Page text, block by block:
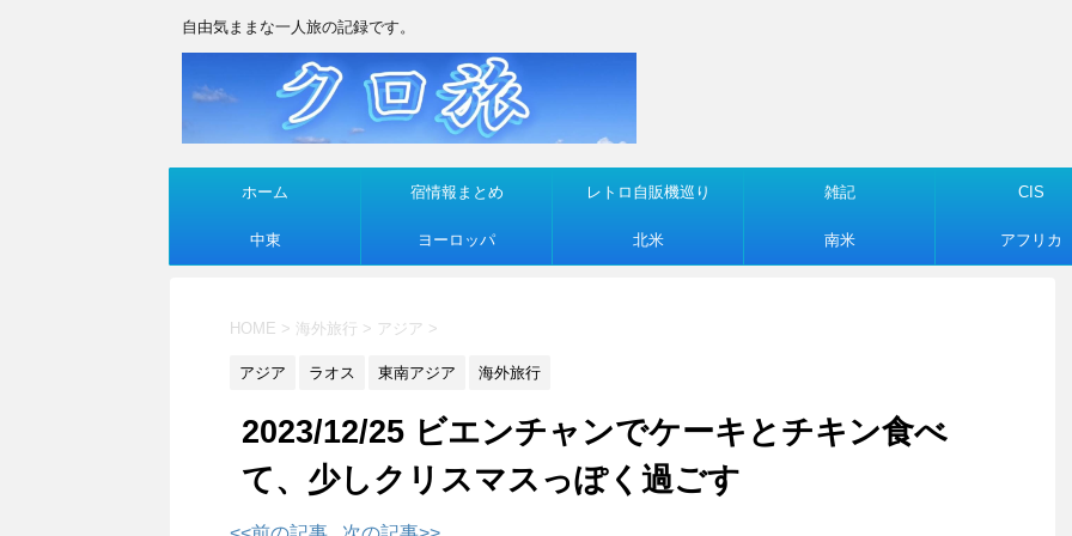
自由気ままな一人旅の記録です。
ホーム 宿情報まとめ レトロ自販機巡り 雑記 CIS
中東 ヨーロッパ 北米 南米 アフリカ
HOME > 海外旅行 > アジア >
アジア ラオス 東南アジア 海外旅行
2023/12/25 ビエンチャンでケーキとチキン食べ
て、少しクリスマスっぽく過ごす